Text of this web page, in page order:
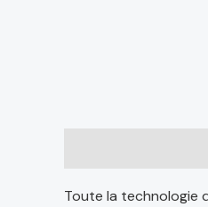
Toute la technologie